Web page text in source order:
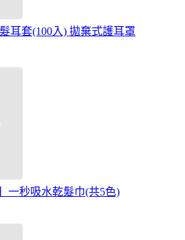
耳套(100入) 拋棄式護耳罩
一秒吸水乾髮巾(共5色)